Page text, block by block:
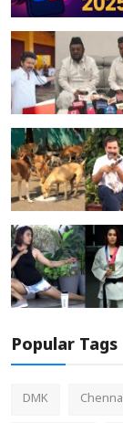
Popular Tags
DMK